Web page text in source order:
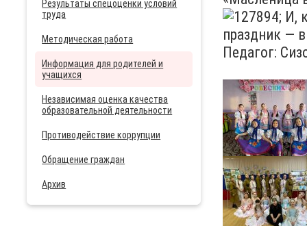
Результаты спецоценки условий
труда
Методическая работа
Информация для родителей и
учащихся
Независимая оценка качества
образовательной деятельности
Противодействие коррупции
Обращение граждан
Архив
И,
праздник —
Педагог: